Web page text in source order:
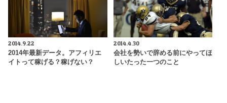
2014.9.22
2014年最新データ。アフィリエ
イトって稼げる？稼げない？
2014.4.30
会社を勢いで辞める前にやってほ
しいたった一つのこと